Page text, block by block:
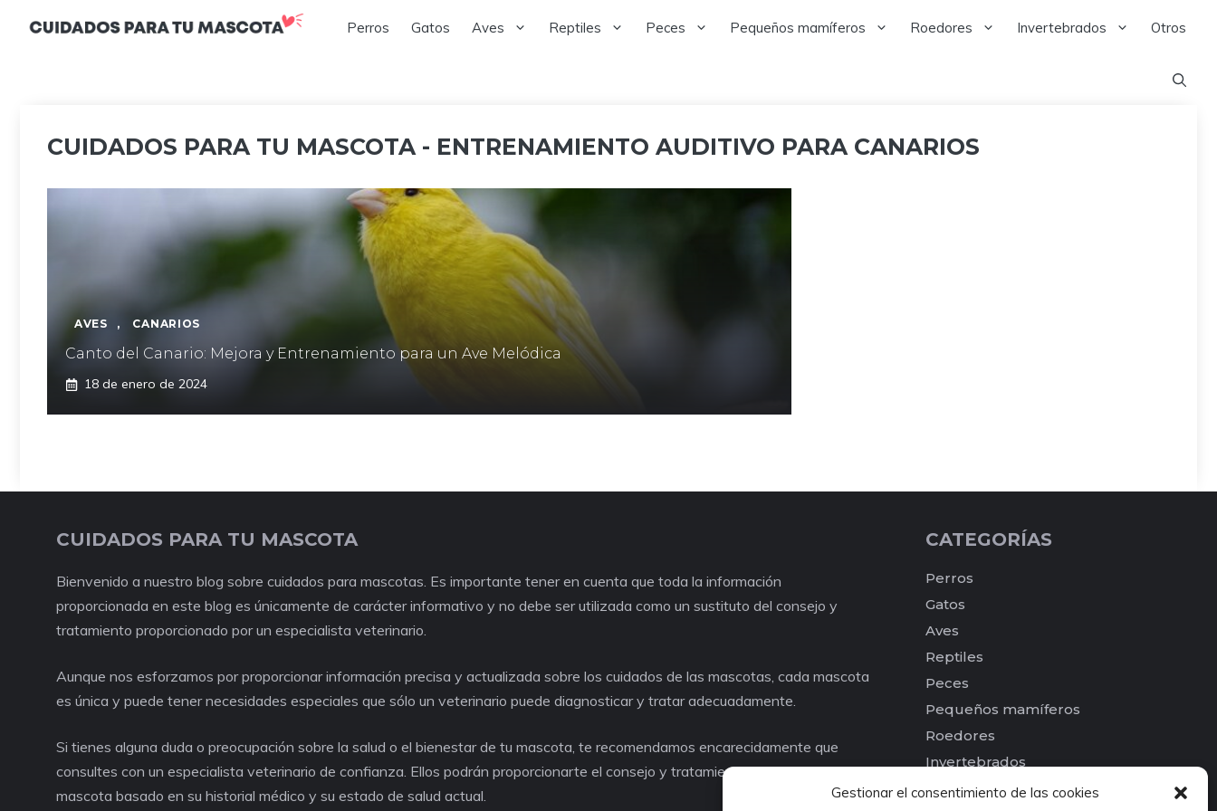
Gestionar el consentimiento de las cookies
Perros Gatos Aves Reptiles Peces Pequeños mamíferos Roedores Invertebrados Otros
CUIDADOS PARA TU MASCOTA - ENTRENAMIENTO AUDITIVO PARA CANARIOS
AVES , CANARIOS
Canto del Canario: Mejora y Entrenamiento para un Ave Melódica
18 de enero de 2024
CUIDADOS PARA TU MASCOTA
Bienvenido a nuestro blog sobre cuidados para mascotas. Es importante tener en cuenta que toda la información
proporcionada en este blog es únicamente de carácter informativo y no debe ser utilizada como un sustituto del consejo y
tratamiento proporcionado por un especialista veterinario.
Aunque nos esforzamos por proporcionar información precisa y actualizada sobre los cuidados de las mascotas, cada mascota
es única y puede tener necesidades especiales que sólo un veterinario puede diagnosticar y tratar adecuadamente.
Si tienes alguna duda o preocupación sobre la salud o el bienestar de tu mascota, te recomendamos encarecidamente que
consultes con un especialista veterinario de confianza. Ellos podrán proporcionarte el consejo y tratamiento adecuados para tu
mascota basado en su historial médico y su estado de salud actual.
CATEGORÍAS
Perros
Gatos
Aves
Reptiles
Peces
Pequeños mamíferos
Roedores
Invertebrados
Otros